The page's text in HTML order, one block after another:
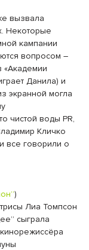
вызвала
Некоторые
кампании
вопросом –
«Академии
Данила) и
экранной могла
чистой воды PR,
Кличко
все говорили о
)
Лиа Томпсон
сыграла